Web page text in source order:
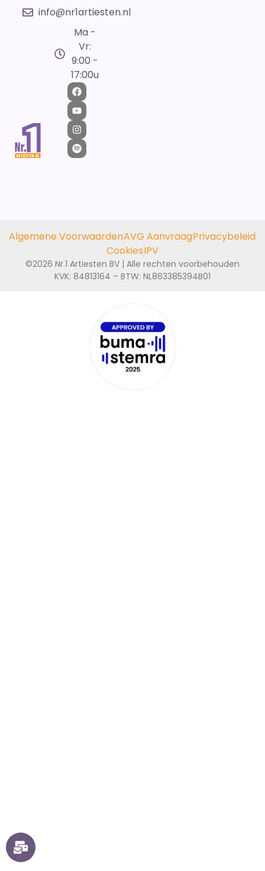
info@nr1artiesten.nl
Ma -
Vr:
9:00 -
17:00u
Algemene VoorwaardenAVG AanvraagPrivacybeleid
CookiesIPV
©2026 Nr.1 Artiesten BV | Alle rechten voorbehouden
KVK: 84813164 – BTW: NL863385394B01